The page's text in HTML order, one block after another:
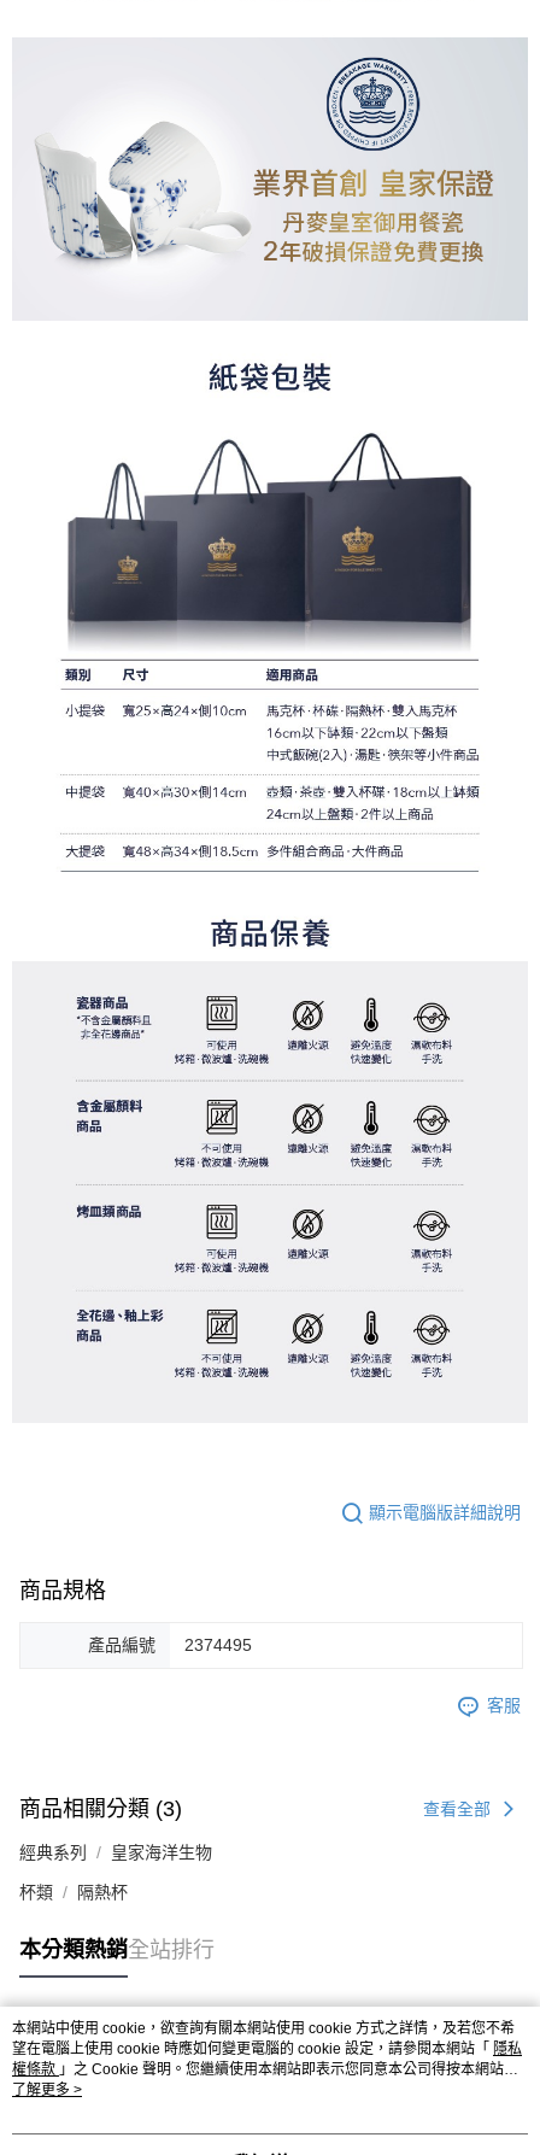
顯示電腦版詳細說明
商品規格
產品編號 2374495
客服
商品相關分類 (3) 查看全部
經典系列 皇家海洋生物
杯類 隔熱杯
本分類熱銷全站排行
熱門標籤
本網站中使用 cookie，欲查詢有關本網站使用 cookie 方式之詳情，及若您不希
望在電腦上使用 cookie 時應如何變更電腦的 cookie 設定，請參閱本網站「 隱私
權條款 」之 Cookie 聲明。您繼續使用本網站即表示您同意本公司得按本網站使
用條款之 Cookie 聲明使用 cookie。
了解更多 >